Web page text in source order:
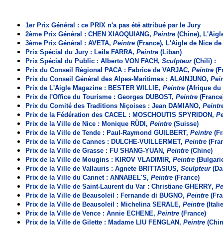
1er Prix Général : ce PRIX n'a pas été attribué par le Jury
2ème Prix Général : CHEN XIAOQUIANG, Peintre (Chine),
3ème Prix Général : AVETA, Peintre (France), L'Aigle de Nice
Prix Spécial du Jury : Leila FARRA, Peintre (Liban)
Prix Spécial du Public : Alberto VON FACH, Sculpteur (Chili) :
Prix du Conseil Régional PACA : Fabrice de VARJAC, Peintre
Prix du Conseil Général des Alpes-Maritimes : ALAINJUNO,
Prix de L'Aigle Magazine : BESTER WILLIE, Peintre (Afrique du
Prix de l'Office du Tourisme : Georges DUBOST, Peintre
Prix du Comité des Traditions Niçoises : Jean DAMIANO,
Prix de la Fédération des CACEL : MOSCHOUTIS SPYRIDON,
Prix de la Ville de Nice : Monique RÜDI, Peintre (Suisse)
Prix de la Ville de Tende : Paul-Raymond GUILBERT, Peintre
Prix de la Ville de Cannes : DULCHE-VUILLERMET, Peintre
Prix de la Ville de Grasse : FU SHANG-YUAN, Peintre (Chine)
Prix de la Ville de Mougins : KIROV VLADIMIR, Peintre
Prix de la Ville de Vallauris : Agnete BRITTASIUS, Sculpteur
Prix de la Ville du Cannet : ANNABEL'S, Peintre (France)
Prix de la Ville de Saint-Laurent du Var : Christiane GHERRY,
Prix de la Ville de Beausoleil : Fernande di BUGNO, Peintre
Prix de la Ville de Beausoleil : Michelina SERALE, Peintre
Prix de la Ville de Vence : Annie ECHENE, Peintre (France)
Prix de la Ville de Gilette : Madame LIU FENGLAN, Peintre